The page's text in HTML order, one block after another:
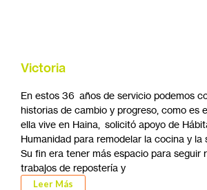
Victoria
En estos 36 años de servicio podemos
historias de cambio y progreso, como es
ella vive en Haina, solicitó apoyo de
Humanidad para remodelar la cocina y la
Su fin era tener más espacio para seguir
trabajos de repostería y
Leer Más